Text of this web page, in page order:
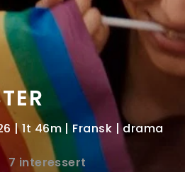
| 1t 46m | Fransk | drama
7 interessert